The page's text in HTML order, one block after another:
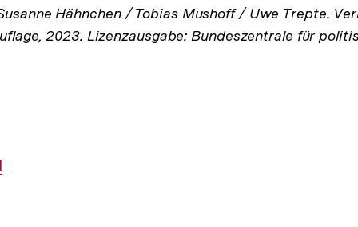
Hähnchen / Tobias Mushoff / Uwe Trepte.
2023. Lizenzausgabe: Bundeszentrale für